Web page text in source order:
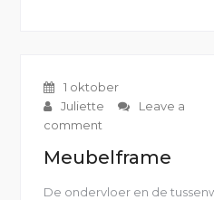
1 oktober
Juliette
Leave a
comment
Meubelframe
De ondervloer en de